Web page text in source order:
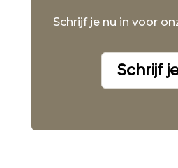
Schrijf je nu in voor
Schrijf